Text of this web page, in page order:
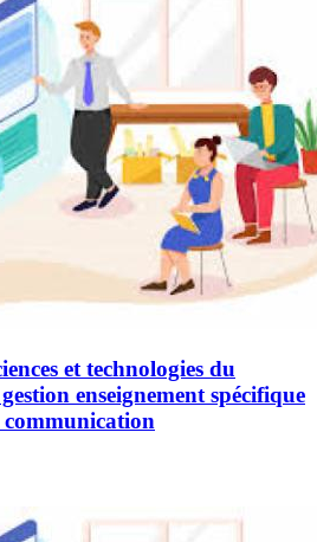
et technologies du
enseignement spécifique
communication